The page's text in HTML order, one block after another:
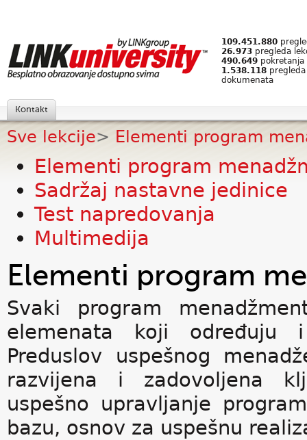
109.451.880
26.973 pregleda
490.649 pokretanja
1.538.118
dokumenata
Kontakt
Sve lekcije> Elementi program
Elementi program
Sadržaj nastavne jedinice
Test napredovanja
Multimedija
Elementi program
Svaki program
elemenata koji određuju
Preduslov uspešnog
razvijena i zadovoljena
uspešno upravljanje
bazu, osnov za uspešnu